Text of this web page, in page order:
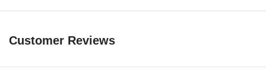
Customer Reviews